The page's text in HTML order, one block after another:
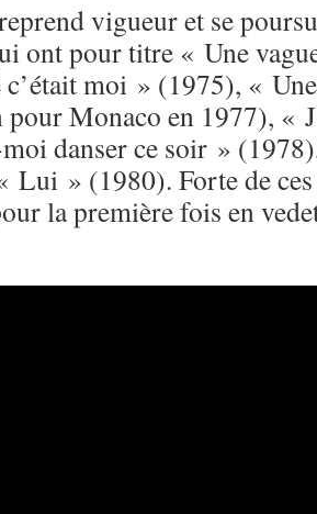
vigueur et se
ont pour titre « Une
moi » (1975), «
Monaco en 1977), «
danser ce soir »
Lui » (1980). Forte de
la première fois en